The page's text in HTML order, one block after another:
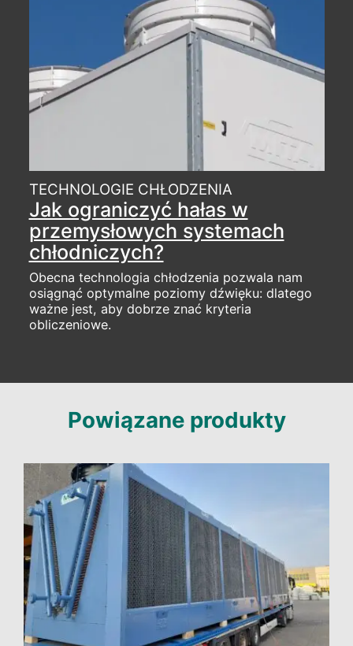
TECHNOLOGIE CHŁODZENIA
Jak ograniczyć hałas w
przemysłowych systemach
chłodniczych?
Obecna technologia chłodzenia pozwala nam
osiągnąć optymalne poziomy dźwięku: dlatego
ważne jest, aby dobrze znać kryteria
obliczeniowe.
Powiązane produkty